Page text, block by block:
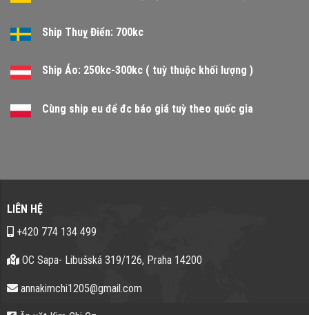
Ship Thuỵ Điển: 700kc
Ship Áo: 250kc-300kc ( tuỳ thuộc khối lượng )
Cùng ship eu để đc báo giá tuỳ theo quốc gia
LIÊN HỆ
+420 774 134 499
OC Sapa- Libušská 319/126, Praha 14200
annakimchi1205@gmail.com